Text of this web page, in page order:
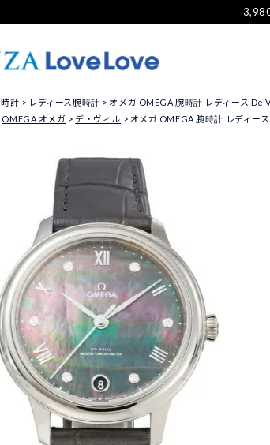
時計 レディース腕時計
オメガ OMEGA 腕時計 レディース De
OMEGA オメガ デ・ヴィル オメガ OMEGA 腕時計 レディー